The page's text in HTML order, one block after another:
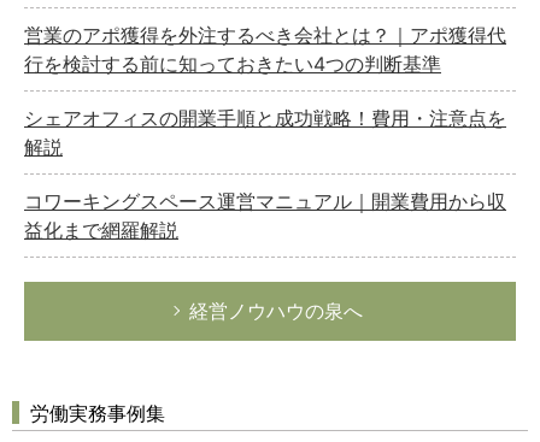
営業のアポ獲得を外注するべき会社とは？｜アポ獲得代
行を検討する前に知っておきたい4つの判断基準
シェアオフィスの開業手順と成功戦略！費用・注意点を
解説
コワーキングスペース運営マニュアル｜開業費用から収
益化まで網羅解説
経営ノウハウの泉へ
労働実務事例集